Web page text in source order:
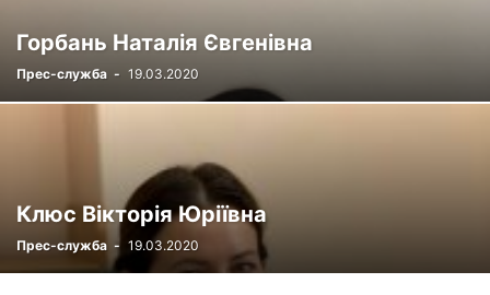
ФОТОРЕПОРТАЖ ЦІКАВІ ПРОФЕСІЙНІ ВИПАДКИ
ЧЛЕНИ-КОРЕСПОНДЕНТИ
Горбань Наталія Євгенівна
Прес-служба - 19.03.2020
Клюс Вікторія Юріївна
Прес-служба - 19.03.2020